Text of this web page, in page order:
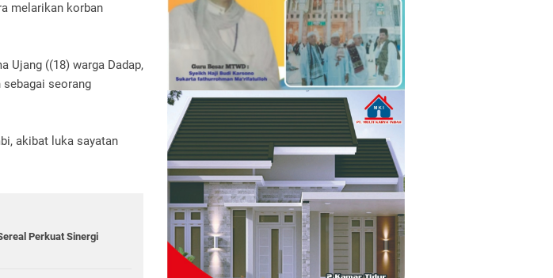
melarikan korban
Ujang ((18) warga Dadap,
sebagai seorang
akibat luka sayatan
Perkuat Sinergi